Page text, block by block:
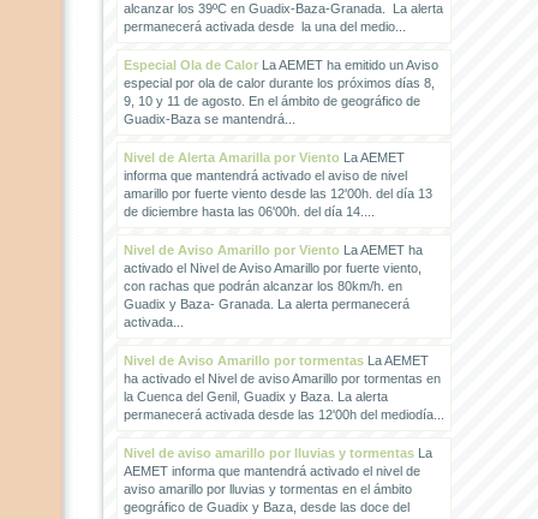
alcanzar los 39ºC en Guadix-Baza-Granada. La alerta
permanecerá activada desde la una del medio...
Especial Ola de CalorLa AEMET ha emitido un Aviso
especial por ola de calor durante los próximos días 8,
9, 10 y 11 de agosto. En el ámbito de geográfico de
Guadix-Baza se mantendrá...
Nivel de Alerta Amarilla por VientoLa AEMET
informa que mantendrá activado el aviso de nivel
amarillo por fuerte viento desde las 12'00h. del día 13
de diciembre hasta las 06'00h. del día 14....
Nivel de Aviso Amarillo por VientoLa AEMET ha
activado el Nivel de Aviso Amarillo por fuerte viento,
con rachas que podrán alcanzar los 80km/h. en
Guadix y Baza- Granada. La alerta permanecerá
activada...
Nivel de Aviso Amarillo por tormentasLa AEMET
ha activado el Nivel de aviso Amarillo por tormentas en
la Cuenca del Genil, Guadix y Baza. La alerta
permanecerá activada desde las 12'00h del mediodía...
Nivel de aviso amarillo por lluvias y tormentasLa
AEMET informa que mantendrá activado el nivel de
aviso amarillo por lluvias y tormentas en el ámbito
geográfico de Guadix y Baza, desde las doce del